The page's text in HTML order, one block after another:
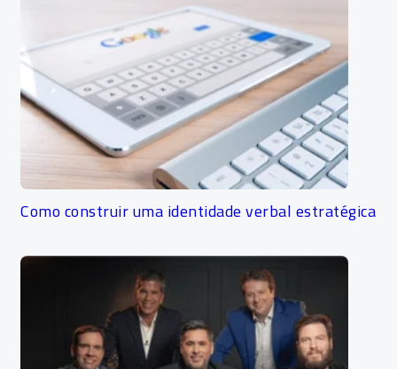
Como construir uma identidade verbal estratégica